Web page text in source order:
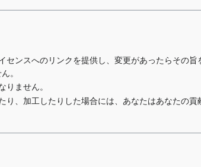
ンスへのリンクを提供し、変更があったらその
。
ません。
、加工したりした場合には、あなたはあなたの